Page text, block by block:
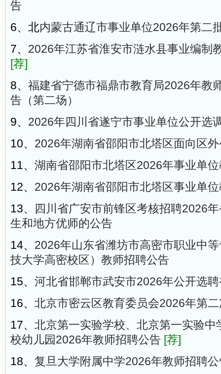
告
6、北内蒙古通辽市事业单位2026年第二
7、 2026年江苏省淮安市涟水县事业编制
[荐]
8、 福建省宁德市福鼎市教育局2026年教
告（第二场）
9、 2026年四川省遂宁市事业单位公开选
10、 2026年湖南省邵阳市北塔区面向区
11、 湖南省邵阳市北塔区2026年事业单
12、 2026年湖南省邵阳市北塔区事业单
13、
四川省广安市前锋区考核招聘2026
生和地方优师的公告
14、 2026年山东省潍坊市高密市职业中
技大学高密校区）教师招聘公告
15、 河北省邯郸市武安市2026年公开选
16、 北京市密云区教育委员会2026年第
17、 北京第一实验学校、北京第一实验中
校幼儿园2026年教师招聘公告 [荐]
18、 复旦大学附属中学2026年教师招聘